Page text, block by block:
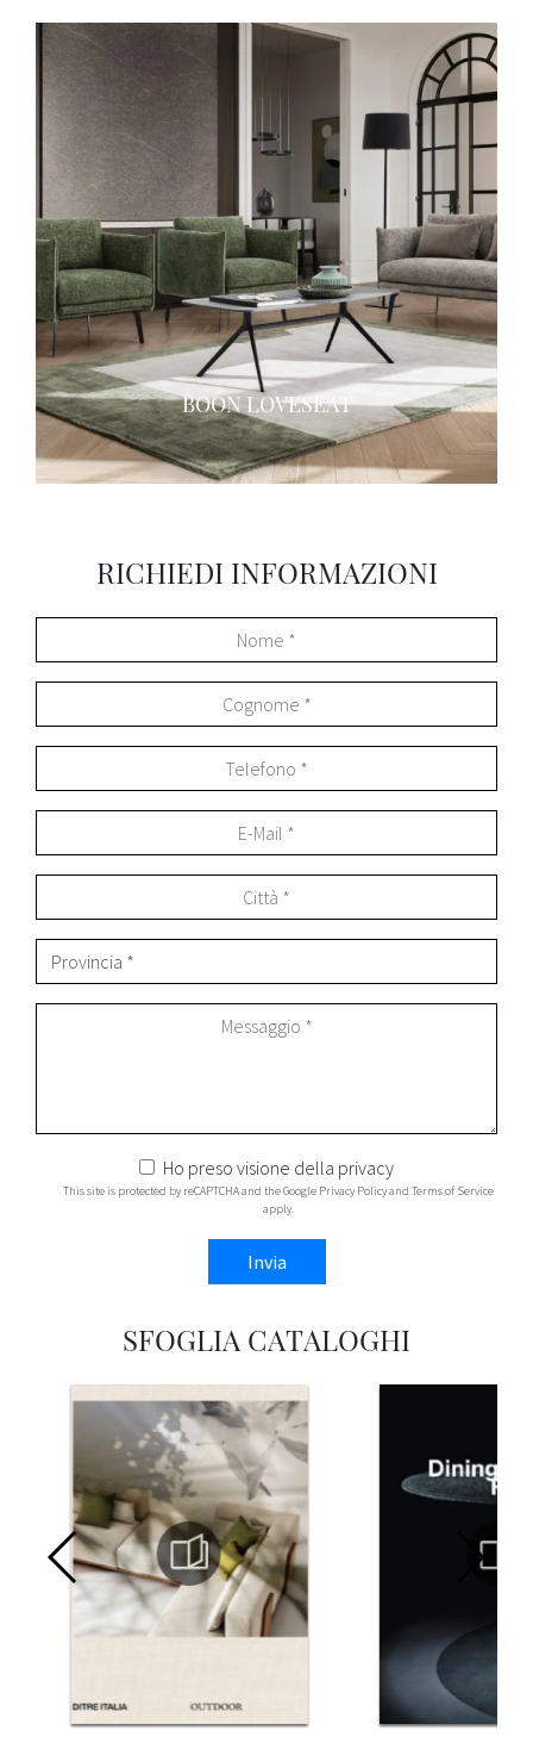
BOON LOVESEAT
RICHIEDI INFORMAZIONI
Ho preso visione della privacy
This site is protected by reCAPTCHA and the Google Privacy Policyand Terms of Service
apply.
Invia
SFOGLIA CATALOGHI